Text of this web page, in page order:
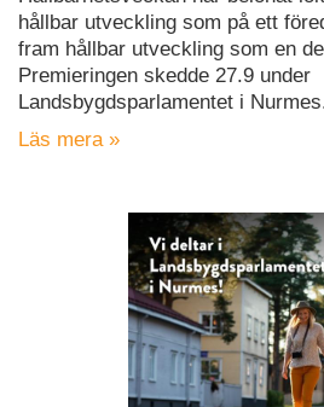
hållbar utveckling som på ett
fram hållbar utveckling som en
Premieringen skedde 27.9 under
Landsbygdsparlamentet i
Läs mera »